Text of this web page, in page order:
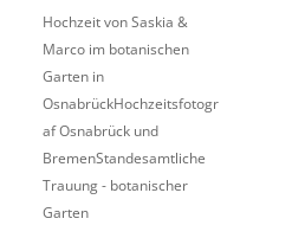
Hochzeit von Saskia &
Marco im botanischen
Garten in
OsnabrückHochzeitsfotogr
af Osnabrück und
BremenStandesamtliche
Trauung - botanischer
Garten